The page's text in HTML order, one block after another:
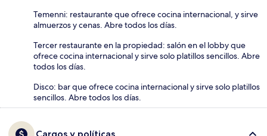
Temenni: restaurante que ofrece cocina internacional, y sirve
almuerzos y cenas. Abre todos los días.
Tercer restaurante en la propiedad: salón en el lobby que
ofrece cocina internacional y sirve solo platillos sencillos. Abre
todos los días.
Disco: bar que ofrece cocina internacional y sirve solo platillos
sencillos. Abre todos los días.